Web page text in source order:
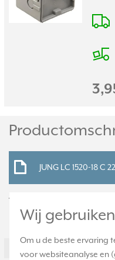
Wij
Om u de beste ervaring
voor websiteanalyse en
JUNG LC 1520-18
Technische